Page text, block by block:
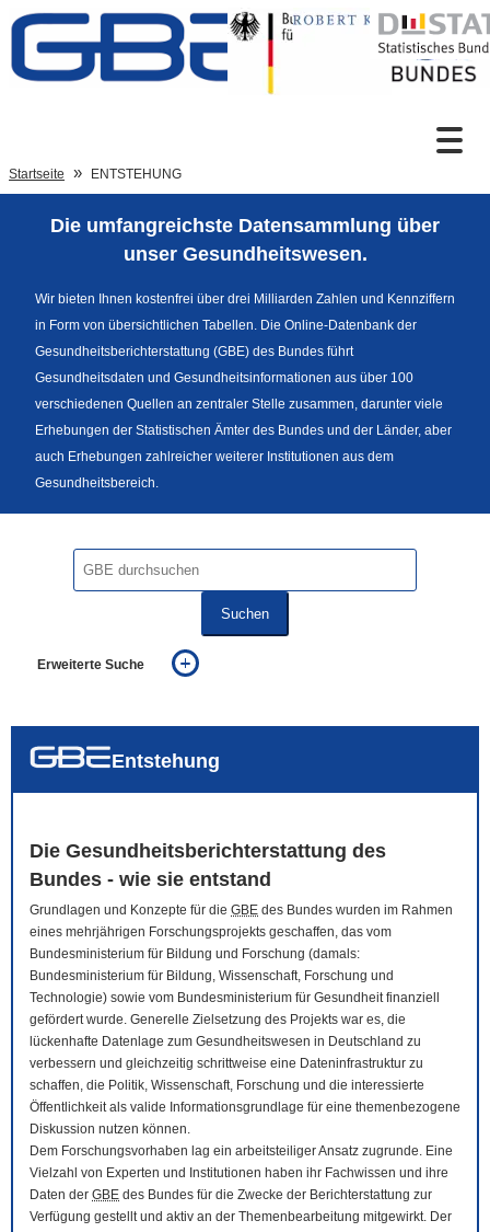
Zum Inhalt
Sprachumschaltung
Fußzeile
Startseite ENTSTEHUNG
Die umfangreichste Datensammlung über
unser Gesundheitswesen.
Wir bieten Ihnen kostenfrei über drei Milliarden Zahlen und Kennziffern
in Form von übersichtlichen Tabellen. Die Online-Datenbank der
Gesundheitsberichterstattung (GBE) des Bundes führt
Gesundheitsdaten und Gesundheitsinformationen aus über 100
verschiedenen Quellen an zentraler Stelle zusammen, darunter viele
Erhebungen der Statistischen Ämter des Bundes und der Länder, aber
auch Erhebungen zahlreicher weiterer Institutionen aus dem
Gesundheitsbereich.
Suchen
Erweiterte Suche
auch in allen Texten suchen (Volltextsuche)
Entstehung
Die Gesundheitsberichterstattung des
Bundes - wie sie entstand
Grundlagen und Konzepte für die GBE des Bundes wurden im Rahmen
eines mehrjährigen Forschungsprojekts geschaffen, das vom
Bundesministerium für Bildung und Forschung (damals:
Bundesministerium für Bildung, Wissenschaft, Forschung und
Technologie) sowie vom Bundesministerium für Gesundheit finanziell
gefördert wurde. Generelle Zielsetzung des Projekts war es, die
lückenhafte Datenlage zum Gesundheitswesen in Deutschland zu
verbessern und gleichzeitig schrittweise eine Dateninfrastruktur zu
schaffen, die Politik, Wissenschaft, Forschung und die interessierte
Öffentlichkeit als valide Informationsgrundlage für eine themenbezogene
Diskussion nutzen können.
Dem Forschungsvorhaben lag ein arbeitsteiliger Ansatz zugrunde. Eine
Vielzahl von Experten und Institutionen haben ihr Fachwissen und ihre
Daten der GBE des Bundes für die Zwecke der Berichterstattung zur
Verfügung gestellt und aktiv an der Themenbearbeitung mitgewirkt. Der